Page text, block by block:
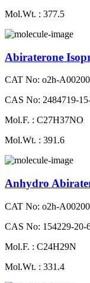
Mol.Wt. : 377.5
Abiraterone
CAT No: o2h-
CAS No: 2484719-
Mol.F. : C27H37NO
Mol.Wt. : 391.6
Anhydro
CAT No: o2h-
CAS No: 154229-20-
Mol.F. : C24H29N
Mol.Wt. : 331.4